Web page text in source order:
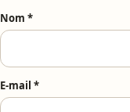
Nom *
E-mail *